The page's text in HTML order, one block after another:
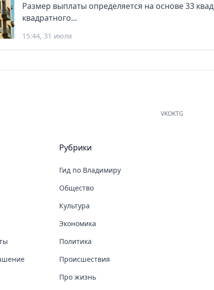
Размер выплаты определяется на основе 33
квадратного...
15:44, 31 июля
VKOKTG
Рубрики
Гид по Владимиру
Общество
Культура
Экономика
Политика
Происшествия
Про жизнь